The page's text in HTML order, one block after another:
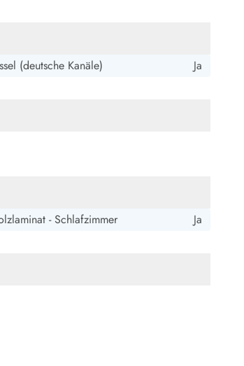
(deutsche Kanäle) Ja
- Schlafzimmer Ja